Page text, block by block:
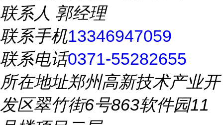
联系人 郭经理
联系手机13346947059
联系电话0371-55282655
所在地址郑州高新技术产业开
发区翠竹街6号863软件园11